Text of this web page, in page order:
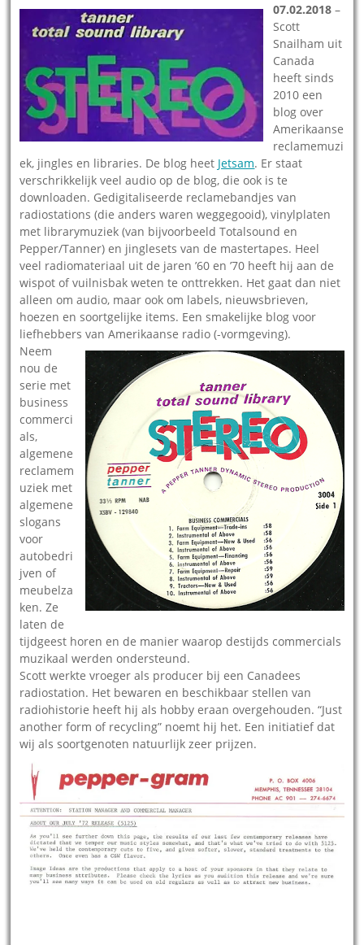
07.02.2018 –
Scott
Snailham uit
Canada
heeft sinds
2010 een
blog over
Amerikaanse
reclamemuzi
ek, jingles en libraries. De blog heet Jetsam. Er staat
verschrikkelijk veel audio op de blog, die ook is te
downloaden. Gedigitaliseerde reclamebandjes van
radiostations (die anders waren weggegooid), vinylplaten
met librarymuziek (van bijvoorbeeld Totalsound en
Pepper/Tanner) en jinglesets van de mastertapes. Heel
veel radiomateriaal uit de jaren ’60 en ’70 heeft hij aan de
wispot of vuilnisbak weten te onttrekken. Het gaat dan niet
alleen om audio, maar ook om labels, nieuwsbrieven,
hoezen en soortgelijke items. Een smakelijke blog voor
liefhebbers van Amerikaanse radio (-vormgeving).
Neem
nou de
serie met
business
commerci
als,
algemene
reclamem
uziek met
algemene
slogans
voor
autobedri
jven of
meubelza
ken. Ze
laten de
tijdgeest horen en de manier waarop destijds commercials
muzikaal werden ondersteund.
Scott werkte vroeger als producer bij een Canadees
radiostation. Het bewaren en beschikbaar stellen van
radiohistorie heeft hij als hobby eraan overgehouden. “Just
another form of recycling” noemt hij het. Een initiatief dat
wij als soortgenoten natuurlijk zeer prijzen.